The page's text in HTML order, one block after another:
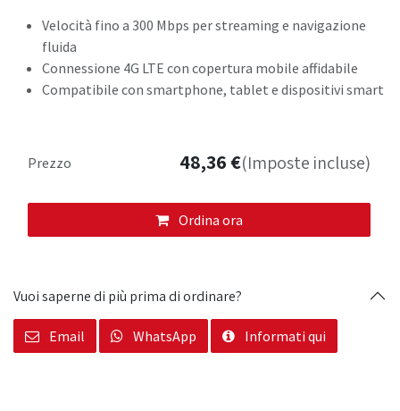
Velocità fino a 300 Mbps per streaming e navigazione
fluida
Connessione 4G LTE con copertura mobile affidabile
Compatibile con smartphone, tablet e dispositivi smart
Ordina ora
Prezzo 48,36€(Imposte incluse)
Vuoi saperne di più prima di ordinare?
Email WhatsApp Informati qui